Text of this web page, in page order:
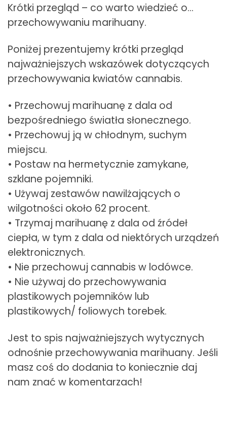
Krótki przegląd – co warto wiedzieć o…
przechowywaniu marihuany.
Poniżej prezentujemy krótki przegląd
najważniejszych wskazówek dotyczących
przechowywania kwiatów cannabis.
• Przechowuj marihuanę z dala od
bezpośredniego światła słonecznego.
• Przechowuj ją w chłodnym, suchym
miejscu.
• Postaw na hermetycznie zamykane,
szklane pojemniki.
• Używaj zestawów nawilżających o
wilgotności około 62 procent.
• Trzymaj marihuanę z dala od źródeł
ciepła, w tym z dala od niektórych urządzeń
elektronicznych.
• Nie przechowuj cannabis w lodówce.
• Nie używaj do przechowywania
plastikowych pojemników lub
plastikowych/ foliowych torebek.
Jest to spis najważniejszych wytycznych
odnośnie przechowywania marihuany. Jeśli
masz coś do dodania to koniecznie daj
nam znać w komentarzach!